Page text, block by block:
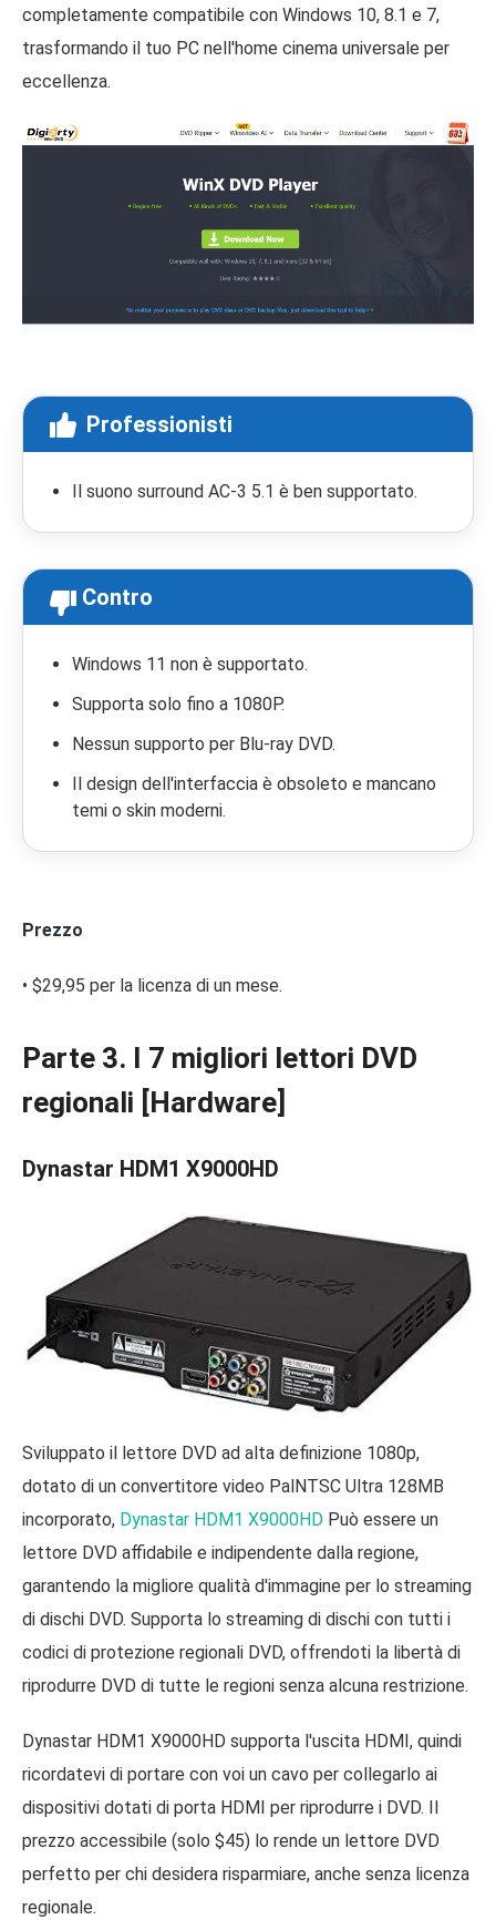
completamente compatibile con Windows 10, 8.1 e 7,
trasformando il tuo PC nell'home cinema universale per
eccellenza.
Professionisti
Il suono surround AC-3 5.1 è ben supportato.
Contro
Windows 11 non è supportato.
Supporta solo fino a 1080P.
Nessun supporto per Blu-ray DVD.
Il design dell'interfaccia è obsoleto e mancano
temi o skin moderni.
Prezzo
• $29,95 per la licenza di un mese.
Parte 3. I 7 migliori lettori DVD
regionali [Hardware]
Dynastar HDM1 X9000HD
Sviluppato il lettore DVD ad alta definizione 1080p,
dotato di un convertitore video PalNTSC Ultra 128MB
incorporato, Dynastar HDM1 X9000HD Può essere un
lettore DVD affidabile e indipendente dalla regione,
garantendo la migliore qualità d'immagine per lo streaming
di dischi DVD. Supporta lo streaming di dischi con tutti i
codici di protezione regionali DVD, offrendoti la libertà di
riprodurre DVD di tutte le regioni senza alcuna restrizione.
Dynastar HDM1 X9000HD supporta l'uscita HDMI, quindi
ricordatevi di portare con voi un cavo per collegarlo ai
dispositivi dotati di porta HDMI per riprodurre i DVD. Il
prezzo accessibile (solo $45) lo rende un lettore DVD
perfetto per chi desidera risparmiare, anche senza licenza
regionale.